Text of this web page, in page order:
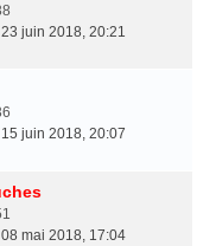
23 juin 2018, 20:21
15 juin 2018, 20:07
08 mai 2018, 17:04